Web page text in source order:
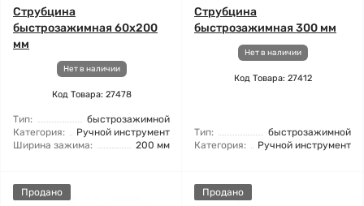
Струбцина
быстрозажимная 60x200
мм
Нет в наличии
Код Товара: 27478
Тип:
быстрозажимной
Категория:
Ручной инструмент
Ширина зажима:
200 мм
Струбцина
быстрозажимная 300 мм
Нет в наличии
Код Товара: 27412
Тип:
быстрозажимной
Категория:
Ручной инструмент
Продано Продано